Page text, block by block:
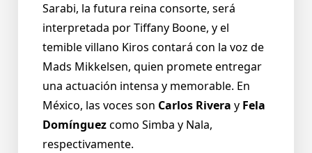
Sarabi, la futura reina consorte, será
interpretada por Tiffany Boone, y el
temible villano Kiros contará con la voz de
Mads Mikkelsen, quien promete entregar
una actuación intensa y memorable. En
México, las voces son Carlos Rivera y Fela
Domínguezcomo Simba y Nala,
respectivamente.